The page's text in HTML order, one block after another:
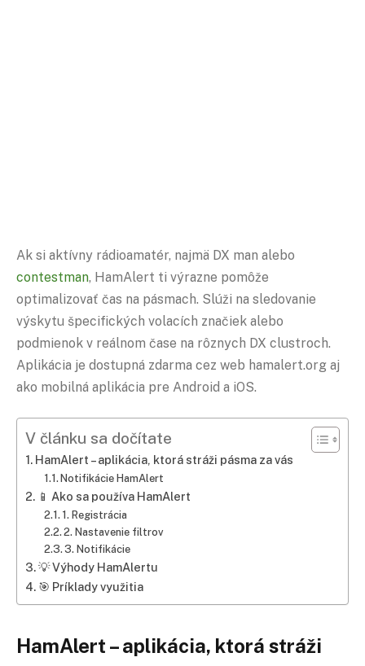
Ak si aktívny rádioamatér, najmä DX man alebo
contestman, HamAlert ti výrazne pomôže
optimalizovať čas na pásmach. Slúži na sledovanie
výskytu špecifických volacích značiek alebo
podmienok v reálnom čase na rôznych DX clustroch.
Aplikácia je dostupná zdarma cez web hamalert.org aj
ako mobilná aplikácia pre Android a iOS.
V článku sa dočítate
HamAlert – aplikácia, ktorá stráži pásma za vás
Notifikácie HamAlert
📱 Ako sa používa HamAlert
1. Registrácia
2. Nastavenie filtrov
3. Notifikácie
💡 Výhody HamAlertu
🎯 Príklady využitia
HamAlert – aplikácia, ktorá stráži